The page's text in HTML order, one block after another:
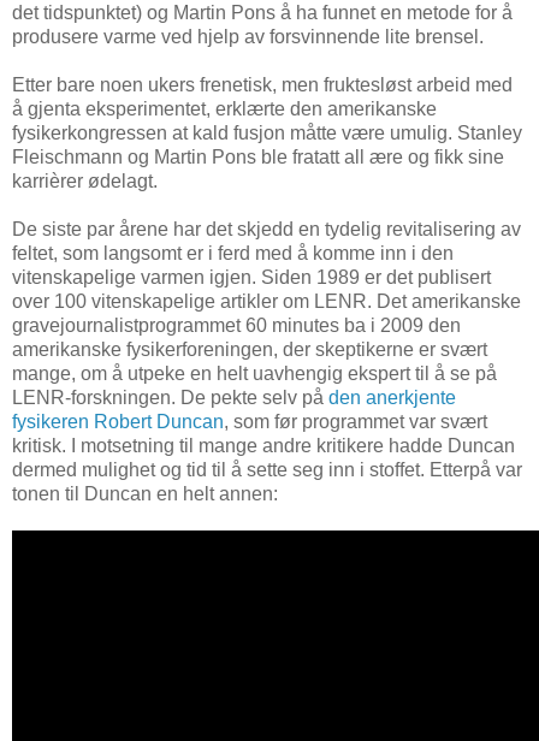
det tidspunktet) og Martin Pons å ha funnet en metode for å
produsere varme ved hjelp av forsvinnende lite brensel.
Etter bare noen ukers frenetisk, men fruktesløst arbeid med
å gjenta eksperimentet, erklærte den amerikanske
fysikerkongressen at kald fusjon måtte være umulig. Stanley
Fleischmann og Martin Pons ble fratatt all ære og fikk sine
karrièrer ødelagt.
De siste par årene har det skjedd en tydelig revitalisering av
feltet, som langsomt er i ferd med å komme inn i den
vitenskapelige varmen igjen. Siden 1989 er det publisert
over 100 vitenskapelige artikler om LENR. Det amerikanske
gravejournalistprogrammet 60 minutes ba i 2009 den
amerikanske fysikerforeningen, der skeptikerne er svært
mange, om å utpeke en helt uavhengig ekspert til å se på
LENR-forskningen. De pekte selv på den anerkjente
fysikeren Robert Duncan, som før programmet var svært
kritisk. I motsetning til mange andre kritikere hadde Duncan
dermed mulighet og tid til å sette seg inn i stoffet. Etterpå var
tonen til Duncan en helt annen: